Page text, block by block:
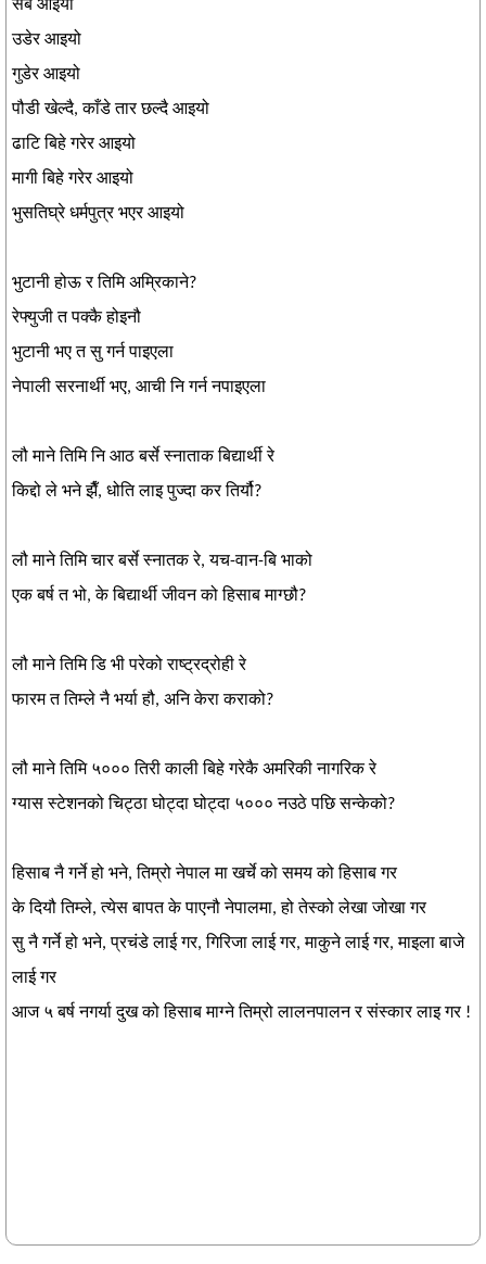
सब आइयो
उडेर आइयो
गुडेर आइयो
पौडी खेल्दै, काँडे तार छल्दै आइयो
ढाटि बिहे गरेर आइयो
मागी बिहे गरेर आइयो
भुसतिघ्रे धर्मपुत्र भएर आइयो
भुटानी होऊ र तिमि अम्रिकाने?
रेफ्युजी त पक्कै होइनौ
भुटानी भए त सु गर्न पाइएला
नेपाली सरनार्थी भए, आची नि गर्न नपाइएला
लौ माने तिमि नि आठ बर्से स्नाताक बिद्यार्थी रे
किद्दो ले भने झैँ, धोति लाइ पुज्दा कर तिर्यौ?
लौ माने तिमि चार बर्से स्नातक रे, यच-वान-बि भाको
एक बर्ष त भो, के बिद्यार्थी जीवन को हिसाब माग्छौ?
लौ माने तिमि डि भी परेको राष्ट्रद्रोही रे
फारम त तिम्ले नै भर्या हौ, अनि केरा कराको?
लौ माने तिमि ५००० तिरी काली बिहे गरेकै अमरिकी नागरिक रे
ग्यास स्टेशनको चिट्ठा घोट्दा घोट्दा ५००० नउठे पछि सन्केको?
हिसाब नै गर्ने हो भने, तिम्रो नेपाल मा खर्चे को समय को हिसाब गर
के दियौ तिम्ले, त्येस बापत के पाएनौ नेपालमा, हो तेस्को लेखा जोखा गर
सु नै गर्ने हो भने, प्रचंडे लाई गर, गिरिजा लाई गर, माकुने लाई गर, माइला बाजे
लाई गर
आज ५ बर्ष नगर्या दुख को हिसाब माग्ने तिम्रो लालनपालन र संस्कार लाइ गर !